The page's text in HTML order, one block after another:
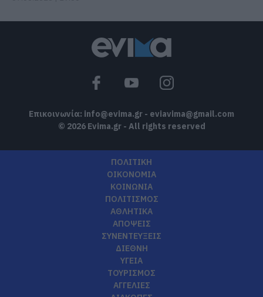
Επικοινωνία: info@evima.gr - eviavima@gmail.com
© 2026 Evima.gr - All rights reserved
ΠΟΛΙΤΙΚΗ
ΟΙΚΟΝΟΜΙΑ
ΚΟΙΝΩΝΙΑ
ΠΟΛΙΤΙΣΜΟΣ
ΑΘΛΗΤΙΚΑ
ΑΠΟΨΕΙΣ
ΣΥΝΕΝΤΕΥΞΕΙΣ
ΔΙΕΘΝΗ
ΥΓΕΙΑ
ΤΟΥΡΙΣΜΟΣ
ΑΓΓΕΛΙΕΣ